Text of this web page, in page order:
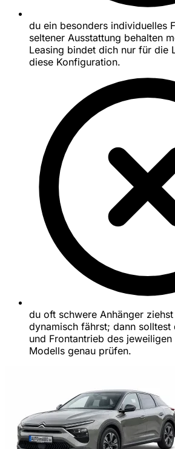
du ein besonders individuelles
seltener Ausstattung behalten
Leasing bindet dich nur für die
diese Konfiguration.
du oft schwere Anhänger
dynamisch fährst; dann solltest
und Frontantrieb des
Modells genau prüfen.